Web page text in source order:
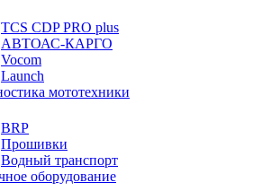
TCS CDP PRO plus
АВТОАС-КАРГО
Vocom
Launch
мототехники
BRP
Прошивки
Водный транспорт
оборудование